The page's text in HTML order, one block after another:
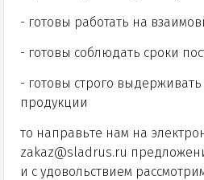
- готовы работать на
- готовы соблюдать сроки
- готовы строго
продукции
то направьте нам на
zakaz@sladrus.ru
и с удовольствием